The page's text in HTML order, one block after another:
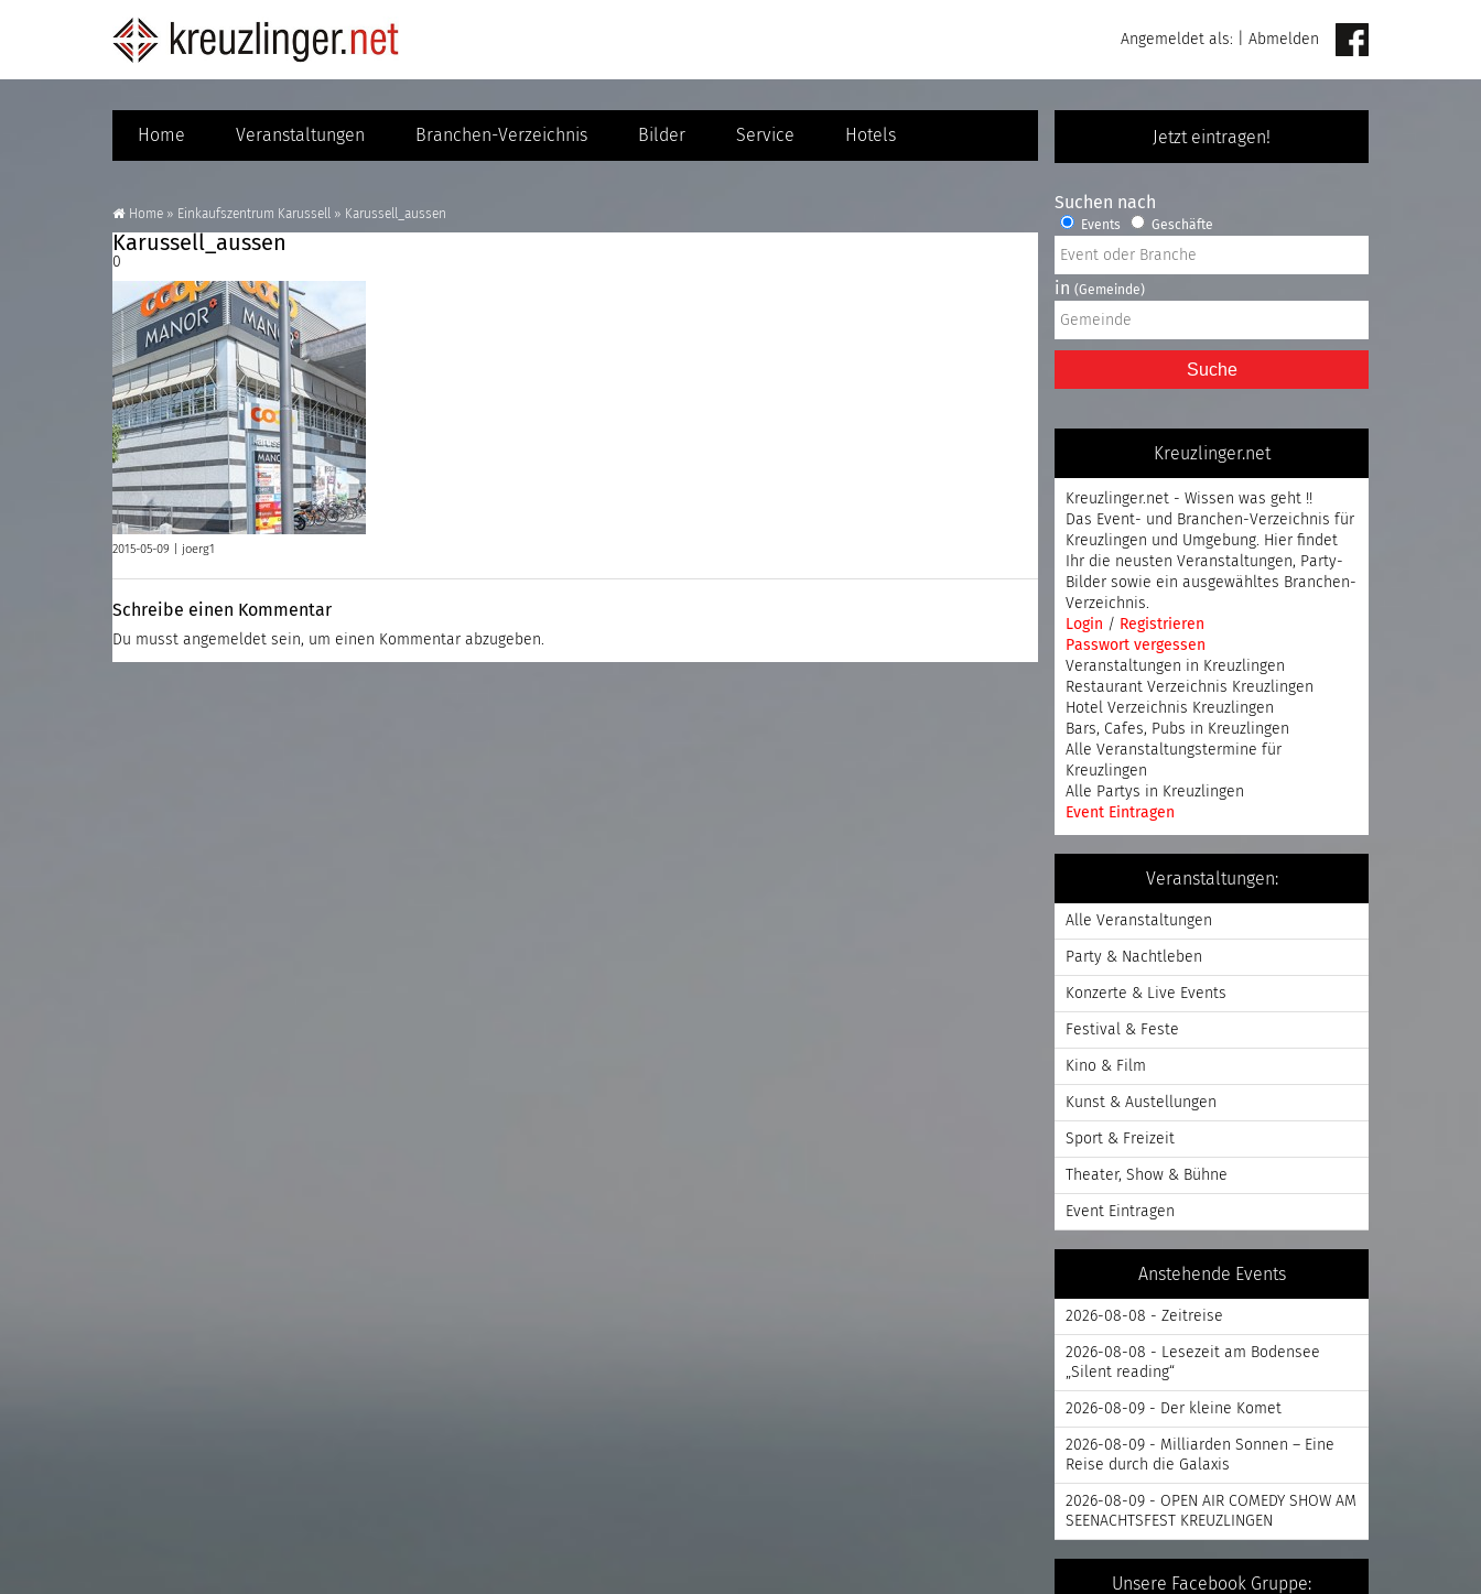
Angemeldet als: Abmelden
Jetzt eintragen!
Home Veranstaltungen Branchen-Verzeichnis Bilder Service Hotels
Home » Einkaufszentrum Karussell » Karussell_aussen
Karussell_aussen
0
2015-05-09 | joerg1
Schreibe einen Kommentar
Du musst angemeldet sein, um einen Kommentar abzugeben.
Suchen nach
Events Geschäfte
in (Gemeinde)
Suche
Kreuzlinger.net
Kreuzlinger.net - Wissen was geht !!
Das Event- und Branchen-Verzeichnis für
Kreuzlingen und Umgebung. Hier findet
Ihr die neusten Veranstaltungen, Party-
Bilder sowie ein ausgewähltes Branchen-
Verzeichnis.
Login / Registrieren
Passwort vergessen
Veranstaltungen in Kreuzlingen
Restaurant Verzeichnis Kreuzlingen
Hotel Verzeichnis Kreuzlingen
Bars, Cafes, Pubs in Kreuzlingen
Alle Veranstaltungstermine für
Kreuzlingen
Alle Partys in Kreuzlingen
Event Eintragen
Veranstaltungen:
Alle Veranstaltungen
Party & Nachtleben
Konzerte & Live Events
Festival & Feste
Kino & Film
Kunst & Austellungen
Sport & Freizeit
Theater, Show & Bühne
Event Eintragen
Anstehende Events
2026-08-08 - Zeitreise
2026-08-08 - Lesezeit am Bodensee
„Silent reading“
2026-08-09 - Der kleine Komet
2026-08-09 - Milliarden Sonnen – Eine
Reise durch die Galaxis
2026-08-09 - OPEN AIR COMEDY SHOW AM
SEENACHTSFEST KREUZLINGEN
Unsere Facebook Gruppe: